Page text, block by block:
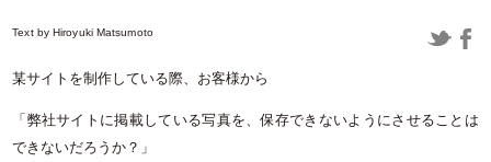
Text byHiroyuki Matsumoto
某サイトを制作している際、お客様から
「弊社サイトに掲載している写真を、保存できないようにさせることは
できないだろうか？」